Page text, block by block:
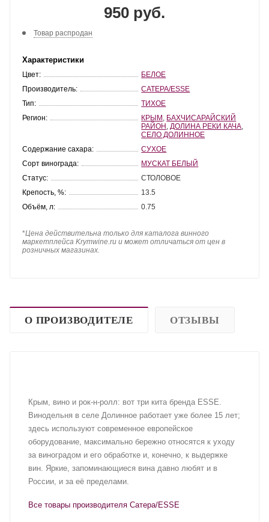
950 руб.
Товар распродан
Характеристики
Цвет:
БЕЛОЕ
Производитель:
САТЕРА/ESSE
Тип:
ТИХОЕ
Регион:
КРЫМ БАХЧИСАРАЙСКИЙ
РАЙОН ДОЛИНА РЕКИ КАЧА
СЕЛО ДОЛИННОЕ
Содержание сахара:
СУХОЕ
Сорт винограда:
МУСКАТ БЕЛЫЙ
Статус:
СТОЛОВОЕ
Крепость, %:
13.5
Объём, л:
0.75
*Цена действительна только для каталога винного
маркетплейса Krymwine.ru и может отличаться от цен в
розничных магазинах.
О ПРОИЗВОДИТЕЛЕ ОТЗЫВЫ
Крым, вино и рок-н-ролл: вот три кита бренда ESSE.
Винодельня в селе Долинное работает уже более 15 лет;
здесь используют современное европейское
оборудование, максимально бережно относятся к уходу
за виноградом и его обработке и, конечно, к выдержке
вин. Яркие, запоминающиеся вина давно любят и в
России, и за её пределами.
Все товары производителя Сатера/ESSE